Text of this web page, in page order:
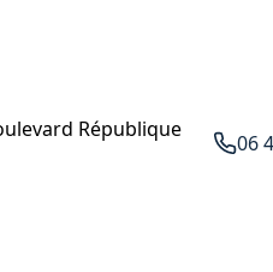
République
06